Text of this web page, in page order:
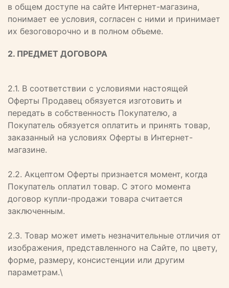
в общем доступе на сайте Интернет-магазина,
понимает ее условия, согласен с ними и принимает
их безоговорочно и в полном объеме.
2. ПРЕДМЕТ ДОГОВОРА
2.1. В соответствии с условиями настоящей
Оферты Продавец обязуется изготовить и
передать в собственность Покупателю, а
Покупатель обязуется оплатить и принять товар,
заказанный на условиях Оферты в Интернет-
магазине.
2.2. Акцептом Оферты признается момент, когда
Покупатель оплатил товар. С этого момента
договор купли-продажи товара считается
заключенным.
2.3. Товар может иметь незначительные отличия от
изображения, представленного на Сайте, по цвету,
форме, размеру, консистенции или другим
параметрам.\